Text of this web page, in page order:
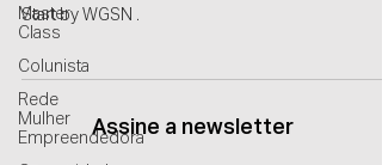
Master
Class
Colunista
Rede
Mulher
Empreendedora
Start by WGSN .
Assine a newsletter